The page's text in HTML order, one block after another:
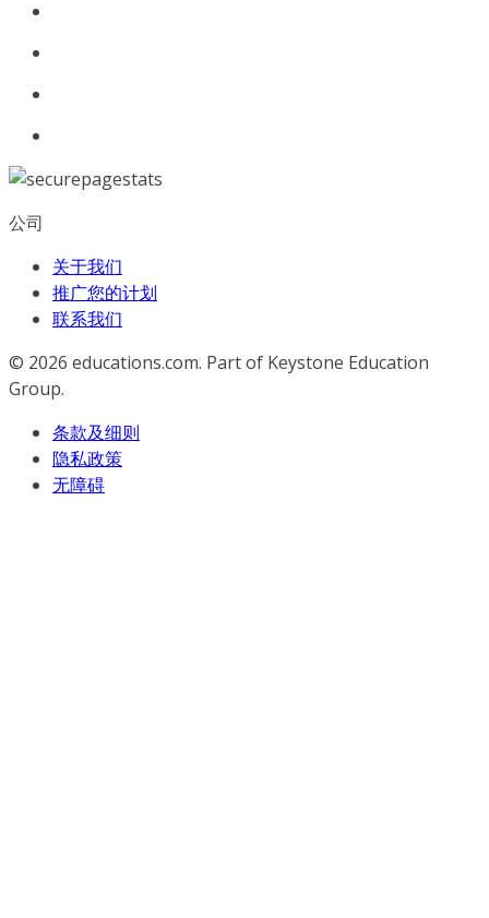
公司
关于我们
推广您的计划
联系我们
© 2026 educations.com. Part of Keystone Education
Group.
条款及细则
隐私政策
无障碍